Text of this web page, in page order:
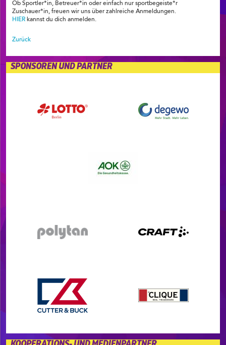
Ob Sportler*in, Betreuer*in oder einfach nur sportbegeiste*r
Zuschauer*in, freuen wir uns über zahlreiche Anmeldungen.
HIER kannst du dich anmelden.
Zurück
SPONSOREN UND PARTNER